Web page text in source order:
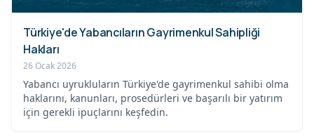
Türkiye'de Yabancıların Gayrimenkul Sahipliği
Hakları
26 Ocak 2026
Yabancı uyrukluların Türkiye'de gayrimenkul sahibi olma
haklarını, kanunları, prosedürleri ve başarılı bir yatırım
için gerekli ipuçlarını keşfedin.